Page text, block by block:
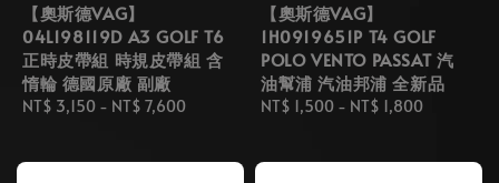
【奧斯德VAG】
04L198119D A3 GOLF T6
正時皮帶組 時規皮帶組 含
惰輪 德國原廠 副廠
Regular
NT$ 3,150 - NT$ 7,600
【奧斯德VAG】
1H0919651P T4 GOLF
POLO VENTO PASSAT 汽
油幫浦 汽油邦浦 全新品
Regular
NT$ 1,500 - NT$ 1,800